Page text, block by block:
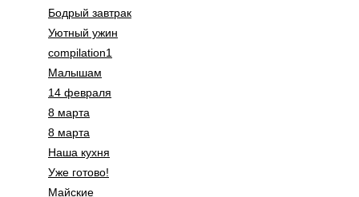
Бодрый завтрак
Уютный ужин
compilation1
Малышам
14 февраля
8 марта
8 марта
Наша кухня
Уже готово!
Майские